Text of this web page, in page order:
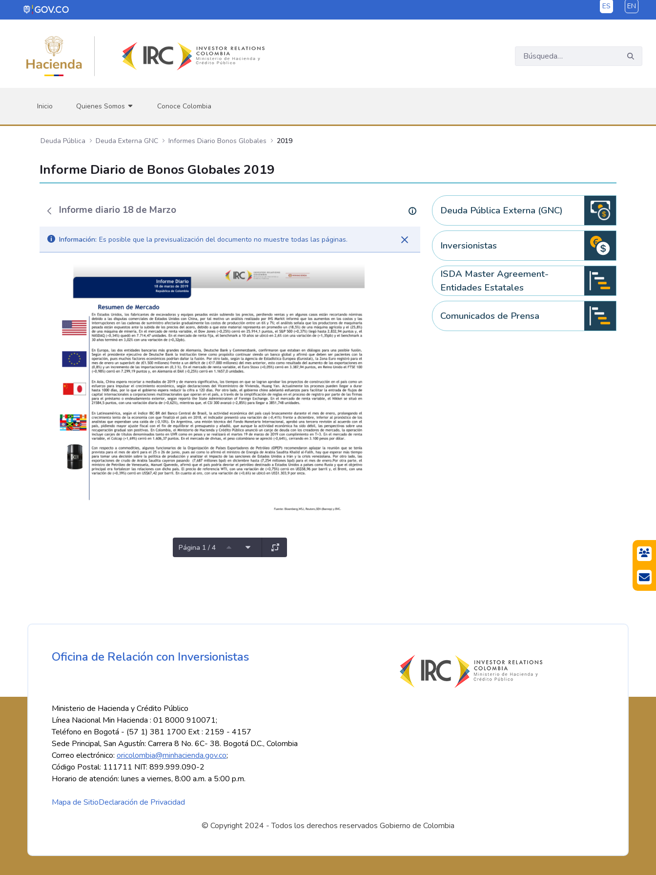
Saltar al contenido principal ES EN
Inicio Quienes Somos Conoce Colombia
Deuda Pública Deuda Externa GNC Informes Diario Bonos Globales 2019
Informe Diario de Bonos Globales 2019
Informe diario 18 de Marzo
Información: Es posible que la previsualización del documento no muestre todas las páginas.
Página 1 / 4
Deuda Pública Externa (GNC)
Inversionistas
ISDA Master Agreement-
Entidades Estatales
Comunicados de Prensa
Oficina de Relación con Inversionistas
Ministerio de Hacienda y Crédito Público
Línea Nacional Min Hacienda : 01 8000 910071;
Teléfono en Bogotá - (57 1) 381 1700 Ext : 2159 - 4157
Sede Principal, San Agustín: Carrera 8 No. 6C- 38. Bogotá D.C., Colombia
Correo electrónico: oricolombia@minhacienda.gov.co;
Código Postal: 111711 NIT: 899.999.090-2
Horario de atención: lunes a viernes, 8:00 a.m. a 5:00 p.m.
Mapa de SitioDeclaración de Privacidad
© Copyright 2024 - Todos los derechos reservados Gobierno de Colombia